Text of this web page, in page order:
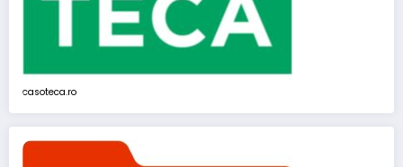
casoteca.ro